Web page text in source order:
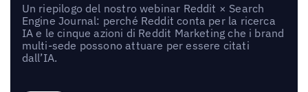
Un riepilogo del nostro webinar Reddit × Search
Engine Journal: perché Reddit conta per la ricerca
IA e le cinque azioni di Reddit Marketing che i brand
multi-sede possono attuare per essere citati
dall’IA.